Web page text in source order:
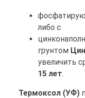
либо с
грунтом
увеличить
15 лет.
Термоксол (УФ)